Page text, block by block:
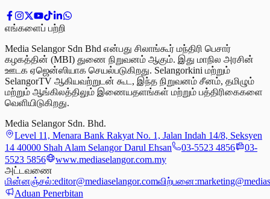
எங்களைப் பற்றி
Media Selangor Sdn Bhd என்பது சிலாங்கூர் மந்திரி பெசார்
கழகத்தின் (MBI) துணை நிறுவனம் ஆகும். இது மாநில அரசின்
ஊடக ஏஜென்ஸியாக செயல்படுகிறது. Selangorkini மற்றும்
SelangorTV ஆகியவற்றுடன் கூட, இந்த நிறுவனம் சீனம், தமிழும்
மற்றும் ஆங்கிலத்திலும் இணையதளங்கள் மற்றும் பத்திரிகைகளை
வெளியிடுகிறது.
Media Selangor Sdn. Bhd.
Level 11, Menara Bank Rakyat No. 1, Jalan Indah 14/8, Seksyen
14 40000 Shah Alam Selangor Darul Ehsan
03-5523 4856
03-
5523 5856
www.mediaselangor.com.my
அட்டவணை
மின்னஞ்சல்:editor@mediaselangor.comவிற்பனை:
Aduan Penerbitan